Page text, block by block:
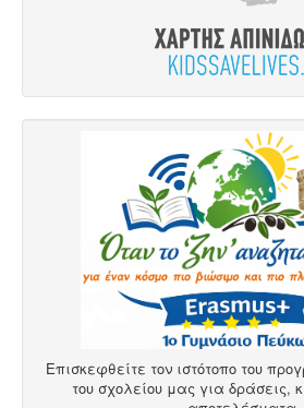
Επισκεφθείτε τον ιστότοπο του
του σχολείου μας για δράσεις,